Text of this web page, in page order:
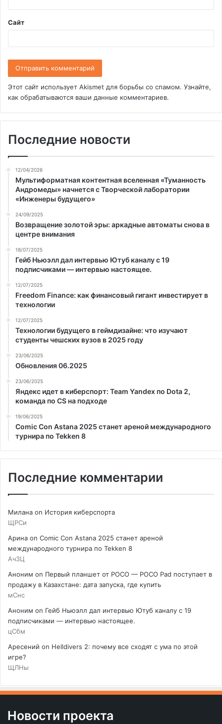
*
Сайт
Этот сайт использует Akismet для борьбы со спамом. Узнайте,
как обрабатываются ваши данные комментариев.
Последние новости
12/04/2026
Мультиформатная контентная вселенная «Туманность
Андромеды» начнется с Творческой лаборатории
«Инженеры будущего»
24/09/2025
Возвращение золотой эры: аркадные автоматы снова в
центре внимания
18/07/2025
Гейб Ньюэлл дал интервью Ютуб каналу с 19
подписчиками — интервью настоящее.
12/07/2025
Freedom Finance: как финансовый гигант инвестирует в
технологии
12/07/2025
Технологии будущего в геймдизайне: что изучают
студенты чешских вузов в 2025 году
23/06/2025
Обновления 06.2025
23/06/2025
Яндекс идет в киберспорт: Team Yandex по Dota 2,
команда по CS на подходе
19/06/2025
Comic Con Astana 2025 станет ареной международного
турнира по Tekken 8
Последние комментарии
Милана on История киберспорта
ЩРСи
Арина on Comic Con Astana 2025 станет ареной
международного турнира по Tekken 8
АчЗЦ
Аноним on Первый планшет от POCO — POCO Pad поступает в
продажу в Казахстане: дата запуска, где купить
мСнс
Аноним on Гейб Ньюэлл дал интервью Ютуб каналу с 19
подписчиками — интервью настоящее.
цСбм
Аресений on Helldivers 2: почему все сходят с ума по этой
игре?
ЩЛНы
Новости проекта